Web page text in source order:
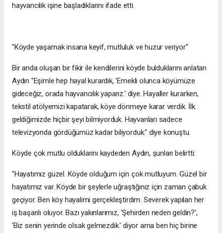
hayvancılık işine başladıklarını ifade etti.
"Köyde yaşamak insana keyif, mutluluk ve huzur veriyor"
Bir anda oluşan bir fikir ile kendilerini köyde bulduklarını anlatan
Aydın "Eşimle hep hayal kurardık, 'Emekli olunca köyümüze
gideceğiz, orada hayvancılık yaparız.' diye. Hayaller kurarken,
tekstil atölyemizi kapatarak, köye dönmeye karar verdik. İlk
geldiğimizde hiçbir şeyi bilmiyorduk. Hayvanları sadece
televizyonda gördüğümüz kadar biliyorduk." diye konuştu.
Köyde çok mutlu olduklarını kaydeden Aydın, şunları belirtti:
"Hayatımız güzel. Köyde olduğum için çok mutluyum. Güzel bir
hayatımız var. Köyde bir şeylerle uğraştığınız için zaman çabuk
geçiyor. Ben köy hayalimi gerçekleştirdim. Severek yapılan her
iş başarılı oluyor. Bazı yakınlarımız, 'Şehirden neden geldin?',
'Biz senin yerinde olsak gelmezdik.' diyor ama ben hiç birine